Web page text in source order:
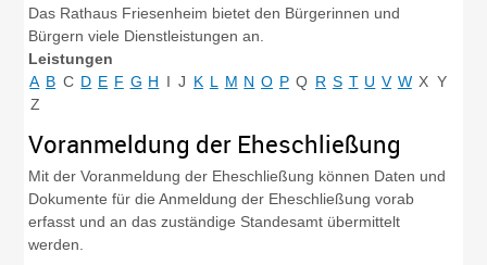
Das Rathaus Friesenheim bietet den Bürgerinnen und
Bürgern viele Dienstleistungen an.
Leistungen
A B C D E F G H I J K L M N O P Q R S T U V W X Y
Z
Voranmeldung der Eheschließung
Mit der Voranmeldung der Eheschließung können Daten und
Dokumente für die Anmeldung der Eheschließung vorab
erfasst und an das zuständige Standesamt übermittelt
werden.